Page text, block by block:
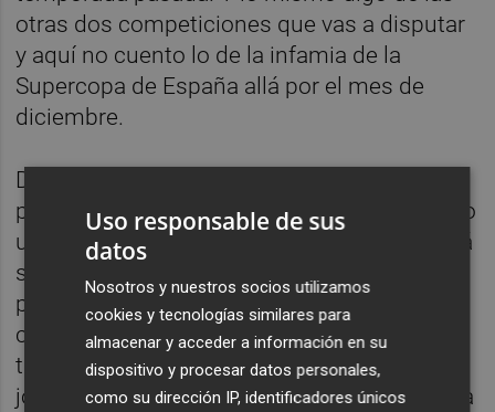
otras dos competiciones que vas a disputar
y aquí no cuento lo de la infamia de la
Supercopa de España allá por el mes de
diciembre.
De la confección de la plantilla poco más se
puede añadir a todo lo que venimos diciendo
unos y otros. Me consta que el Valencia está
siguiendo a otro futbolista asiático, japonés
por más señas, caído a banda izquierda y
con buena llegada al área. Me consta
también que del mercado holandés gusta el
joven jugador del Heerenveen, Kik Pierie para
Uso responsable de sus
datos
Nosotros y nuestros socios utilizamos
cookies y tecnologías similares para
almacenar y acceder a información en su
dispositivo y procesar datos personales,
como su dirección IP, identificadores únicos